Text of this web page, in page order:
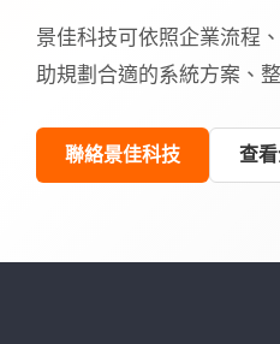
景佳科技可依照企業流程
助規劃合適的系統方案、
聯絡景佳科技 查